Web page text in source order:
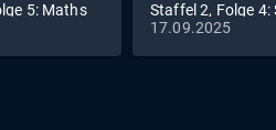
5: Maths
Staffel 2, Folge 4:
& Surprises
17.09.2025